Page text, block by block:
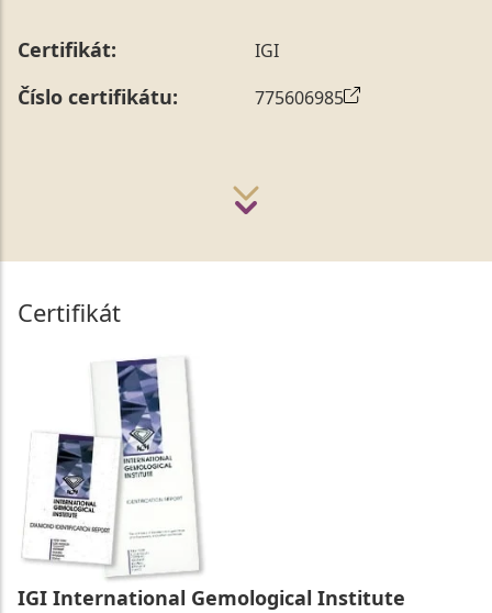
Certifikát: IGI
Číslo certifikátu: 775606985
Certifikát
IGI International Gemological Institute